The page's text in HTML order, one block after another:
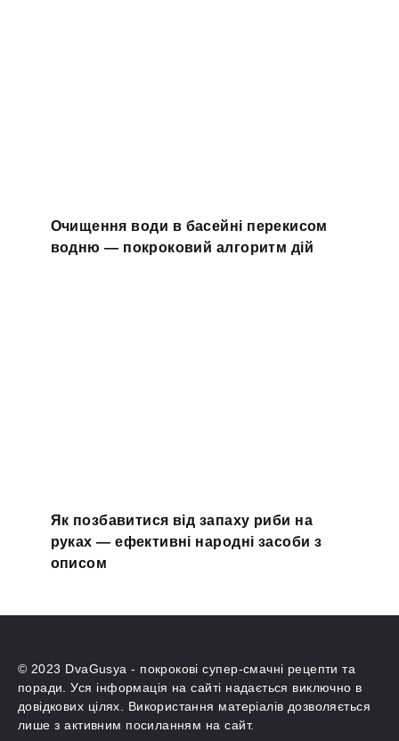
Очищення води в басейні перекисом
водню — покроковий алгоритм дій
Як позбавитися від запаху риби на
руках — ефективні народні засоби з
описом
© 2023 DvaGusya - покрокові супер-смачні рецепти та
поради. Уся інформація на сайті надається виключно в
довідкових цілях. Використання матеріалів дозволяється
лише з активним посиланням на сайт.